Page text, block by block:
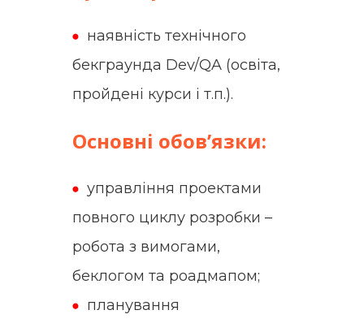
наявність технічного
бекграунда Dev/QA (освіта,
пройдені курси і т.п.).
Основні обов’язки:
управління проектами
повного циклу розробки –
робота з вимогами,
беклогом та роадмапом;
планування